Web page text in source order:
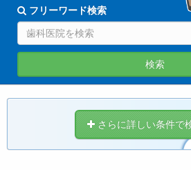
フリーワード検索
検索
さらに詳しい条件で